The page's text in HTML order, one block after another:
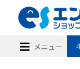
メニュー